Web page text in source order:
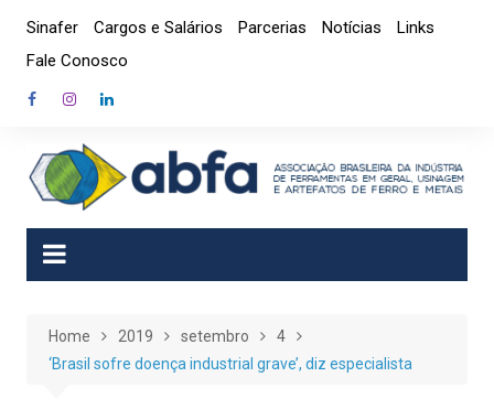
content
Sinafer Cargos e Salários Parcerias Notícias
Links
Fale Conosco
Home 2019 setembro
4
‘Brasil sofre doença industrial grave’, diz especialista